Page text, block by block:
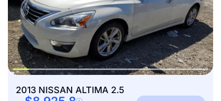
2013 NISSAN ALTIMA 2.5